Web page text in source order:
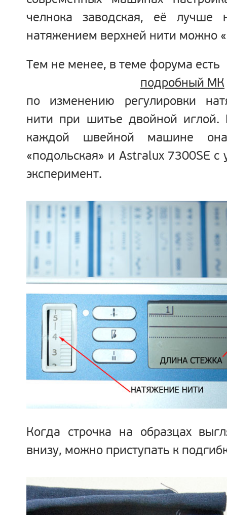
челнока заводская, её лучше
натяжением верхней нити можно
Тем не менее, в теме форума есть
подробный МК
по изменению регулировки
нити при шитье двойной
каждой швейной машине
«подольская» и Astralux 7300SE
эксперимент.
Когда строчка на образцах
внизу, можно приступать к